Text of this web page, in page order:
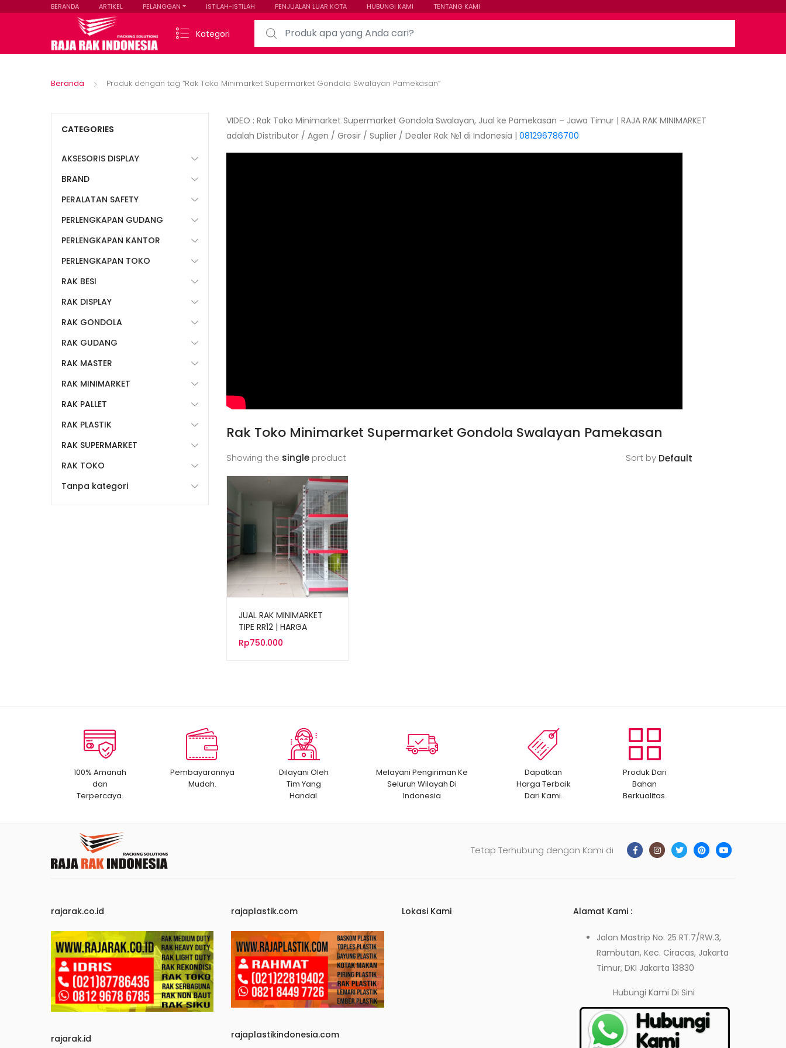
BERANDA ARTIKEL PELANGGAN ISTILAH-ISTILAH PENJUALAN LUAR KOTA HUBUNGI KAMI TENTANG KAMI
Kategori
Search for:
Beranda Produk dengan tag “Rak Toko Minimarket Supermarket Gondola Swalayan Pamekasan”
VIDEO : Rak Toko Minimarket Supermarket Gondola Swalayan, Jual ke Pamekasan – Jawa Timur | RAJA RAK MINIMARKET
adalah Distributor / Agen / Grosir / Suplier / Dealer Rak №1 di Indonesia | 081296786700
Rak Toko Minimarket Supermarket Gondola Swalayan Pamekasan
Showing the single product Sort by
JUAL RAK MINIMARKET
TIPE RR12 | HARGA
EKONOMIS
Rp750.000
CATEGORIES
AKSESORIS DISPLAY
BRAND
PERALATAN SAFETY
PERLENGKAPAN GUDANG
PERLENGKAPAN KANTOR
PERLENGKAPAN TOKO
RAK BESI
RAK DISPLAY
RAK GONDOLA
RAK GUDANG
RAK MASTER
RAK MINIMARKET
RAK PALLET
RAK PLASTIK
RAK SUPERMARKET
RAK TOKO
Tanpa kategori
100% Amanah
dan
Terpercaya.
Pembayarannya
Mudah.
Dilayani Oleh
Tim Yang
Handal.
Melayani Pengiriman Ke
Seluruh Wilayah Di
Indonesia
Dapatkan
Harga Terbaik
Dari Kami.
Produk Dari
Bahan
Berkualitas.
Tetap Terhubung dengan Kami di
rajarak.co.id
rajarak.id
rajaplastik.com
rajaplastikindonesia.com
Lokasi Kami Alamat Kami :
Jalan Mastrip No. 25 RT.7/RW.3,
Rambutan, Kec. Ciracas, Jakarta
Timur, DKI Jakarta 13830
Hubungi KamiDi Sini